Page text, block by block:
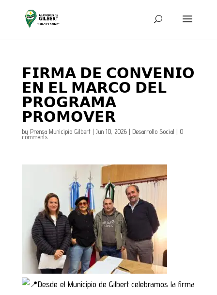
𝗙𝗜𝗥𝗠𝗔 𝗗𝗘 𝗖𝗢𝗡𝗩𝗘𝗡𝗜𝗢
𝗘𝗡 𝗘𝗟 𝗠𝗔𝗥𝗖𝗢 𝗗𝗘𝗟
𝗣𝗥𝗢𝗚𝗥𝗔𝗠𝗔
𝗣𝗥𝗢𝗠𝗢𝗩𝗘𝗥
by Prensa Municipio Gilbert| Jun 10, 2026| Desarrollo Social | 0
comments
Desde el Municipio de Gilbert celebramos la firma